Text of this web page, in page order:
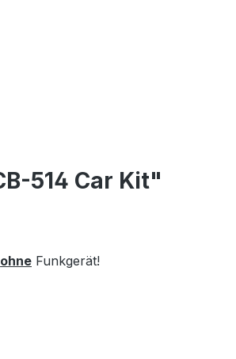
514 Car Kit"
ohne Funkgerät!